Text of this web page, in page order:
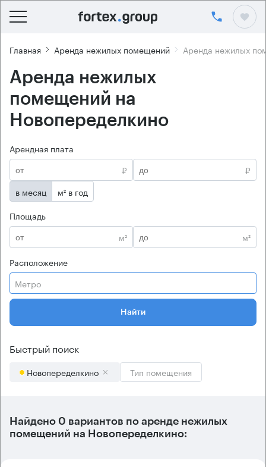
Главная Аренда нежилых помещений Аренда нежилых
Аренда нежилых
помещений на
Новопеределкино
Арендная плата
₽
₽
в месяц
м² в год
Площадь
м²
м²
Расположение
Метро
Найти
Быстрый поиск
Новопеределкино Тип помещения
Найдено 0 вариантов по аренде нежилых
помещений на Новопеределкино: